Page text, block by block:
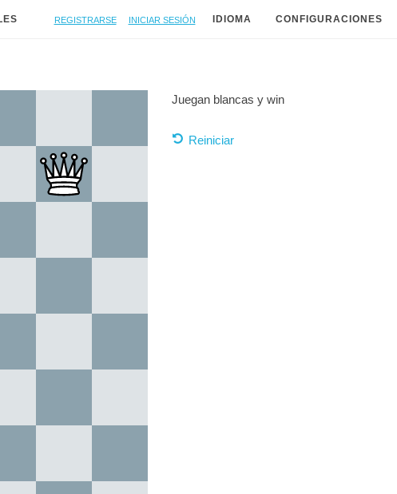
Registrarse Iniciar sesión IDIOMA CONFIGURACIONES
Juegan blancas y win
Reiniciar